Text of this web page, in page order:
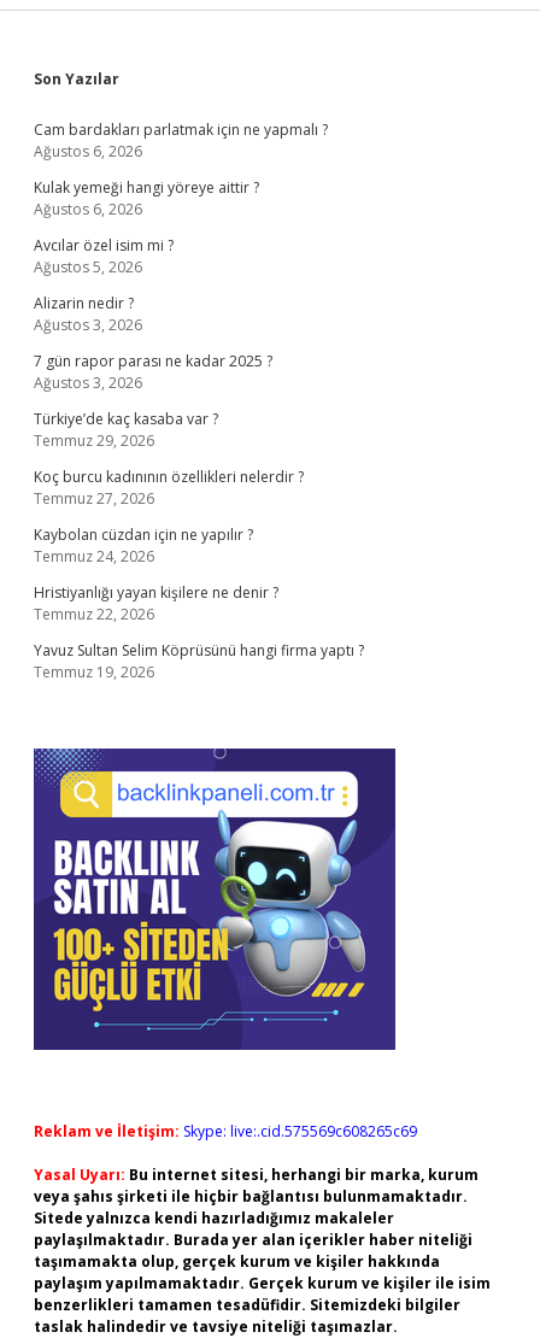
Sidebar
Son Yazılar
Cam bardakları parlatmak için ne yapmalı ?
Ağustos 6, 2026
Kulak yemeği hangi yöreye aittir ?
Ağustos 6, 2026
Avcılar özel isim mi ?
Ağustos 5, 2026
Alizarin nedir ?
Ağustos 3, 2026
7 gün rapor parası ne kadar 2025 ?
Ağustos 3, 2026
Türkiye’de kaç kasaba var ?
Temmuz 29, 2026
Koç burcu kadınının özellikleri nelerdir ?
Temmuz 27, 2026
Kaybolan cüzdan için ne yapılır ?
Temmuz 24, 2026
Hristiyanlığı yayan kişilere ne denir ?
Temmuz 22, 2026
Yavuz Sultan Selim Köprüsünü hangi firma yaptı ?
Temmuz 19, 2026
Reklam ve İletişim: Skype: live:.cid.575569c608265c69
Yasal Uyarı: Bu internet sitesi, herhangi bir marka, kurum
veya şahıs şirketi ile hiçbir bağlantısı bulunmamaktadır.
Sitede yalnızca kendi hazırladığımız makaleler
paylaşılmaktadır. Burada yer alan içerikler haber niteliği
taşımamakta olup, gerçek kurum ve kişiler hakkında
paylaşım yapılmamaktadır. Gerçek kurum ve kişiler ile isim
benzerlikleri tamamen tesadüfidir. Sitemizdeki bilgiler
taslak halindedir ve tavsiye niteliği taşımazlar.